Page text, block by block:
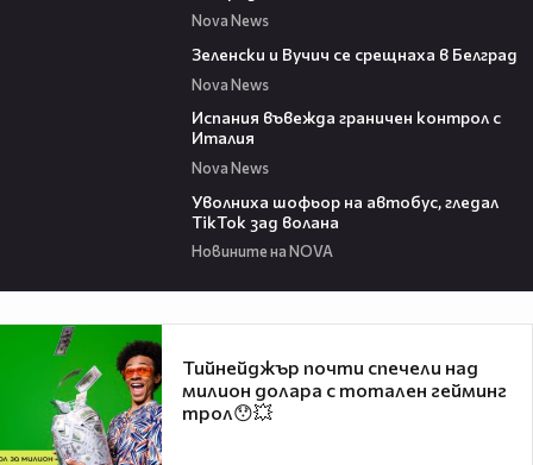
Nova News
Зеленски и Вучич се срещнаха в Белград
Nova News
Испания въвежда граничен контрол с
Италия
Nova News
Уволниха шофьор на автобус, гледал
TikTok зад волана
Новините на NOVA
Тийнейджър почти спечели над
милион долара с тотален гейминг
трол😯💥